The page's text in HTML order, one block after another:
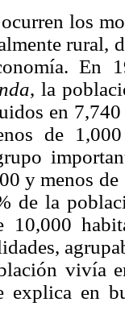
los
rural,
En
, la
en
de
y menos
de la
10,000
vivía
explica en